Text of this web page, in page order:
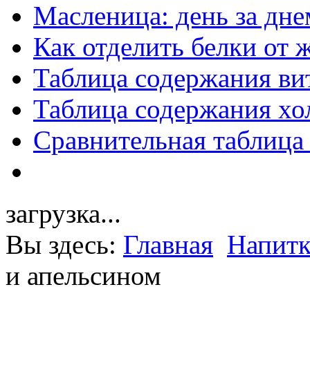
Масленица: день за
Как отделить белки от
Таблица содержания
Таблица содержания
Сравнительная
загрузка...
Вы здесь: Главная
и апельсином